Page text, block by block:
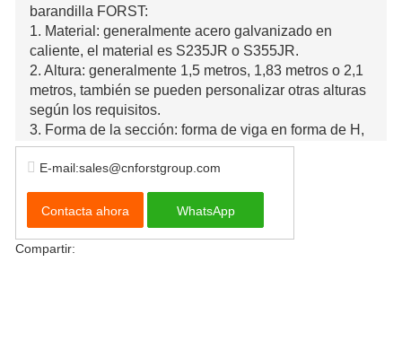
barandilla FORST:
1. Material: generalmente acero galvanizado en
caliente, el material es S235JR o S355JR.
2. Altura: generalmente 1,5 metros, 1,83 metros o 2,1
metros, también se pueden personalizar otras alturas
según los requisitos.
3. Forma de la sección: forma de viga en forma de H,
la viga superior es una sección horizontal en forma de
H y la columna inferior es una sección vertical en
forma de H.
4. Espesor de la pared: generalmente de 3 a 5 mm, el
espesor específico variará según los requisitos de
diseño y los campos de aplicación.
E-mail:sales@cnforstgroup.com
Contacta ahora WhatsApp
Compartir: